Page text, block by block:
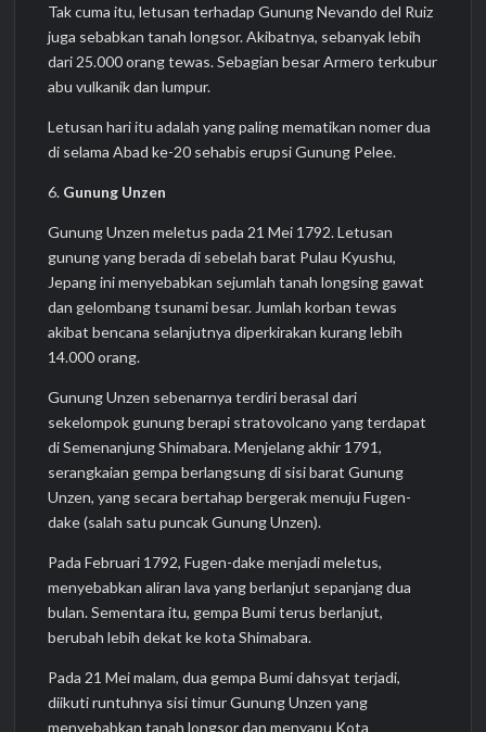
Tak cuma itu, letusan terhadap Gunung Nevando del Ruiz
juga sebabkan tanah longsor. Akibatnya, sebanyak lebih
dari 25.000 orang tewas. Sebagian besar Armero terkubur
abu vulkanik dan lumpur.
Letusan hari itu adalah yang paling mematikan nomer dua
di selama Abad ke-20 sehabis erupsi Gunung Pelee.
6. Gunung Unzen
Gunung Unzen meletus pada 21 Mei 1792. Letusan
gunung yang berada di sebelah barat Pulau Kyushu,
Jepang ini menyebabkan sejumlah tanah longsing gawat
dan gelombang tsunami besar. Jumlah korban tewas
akibat bencana selanjutnya diperkirakan kurang lebih
14.000 orang.
Gunung Unzen sebenarnya terdiri berasal dari
sekelompok gunung berapi stratovolcano yang terdapat
di Semenanjung Shimabara. Menjelang akhir 1791,
serangkaian gempa berlangsung di sisi barat Gunung
Unzen, yang secara bertahap bergerak menuju Fugen-
dake (salah satu puncak Gunung Unzen).
Pada Februari 1792, Fugen-dake menjadi meletus,
menyebabkan aliran lava yang berlanjut sepanjang dua
bulan. Sementara itu, gempa Bumi terus berlanjut,
berubah lebih dekat ke kota Shimabara.
Pada 21 Mei malam, dua gempa Bumi dahsyat terjadi,
diikuti runtuhnya sisi timur Gunung Unzen yang
menyebabkan tanah longsor dan menyapu Kota